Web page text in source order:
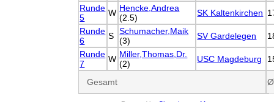
Runde
5
W Hencke,Andrea
(2.5)
SK Kaltenkirchen
Runde
6
S Schumacher,Maik
(3)
SV Gardelegen
Runde
7
W Miller,Thomas,Dr.
(2)
USC Magdeburg
Gesamt